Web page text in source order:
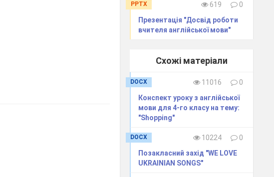
PPTX 619
0
Презентація "Досвід роботи
вчителя англійської мови"
Схожі матеріали
DOCX 11016
0
Конспект уроку з англійської
мови для 4-го класу на тему:
"Shopping"
DOCX 10224
0
Позакласний захід "WE LOVE
UKRAINIAN SONGS"